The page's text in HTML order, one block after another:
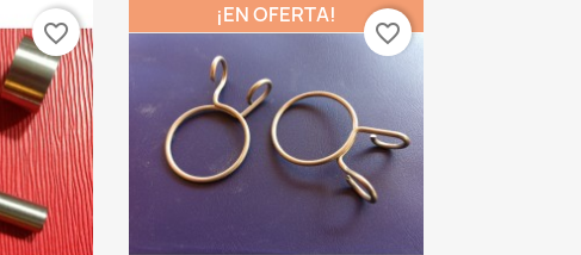
favorite_border
¡EN OFERTA!
favorite_border